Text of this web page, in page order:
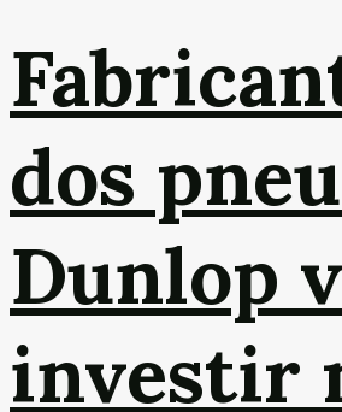
dos
Dunlop
investir